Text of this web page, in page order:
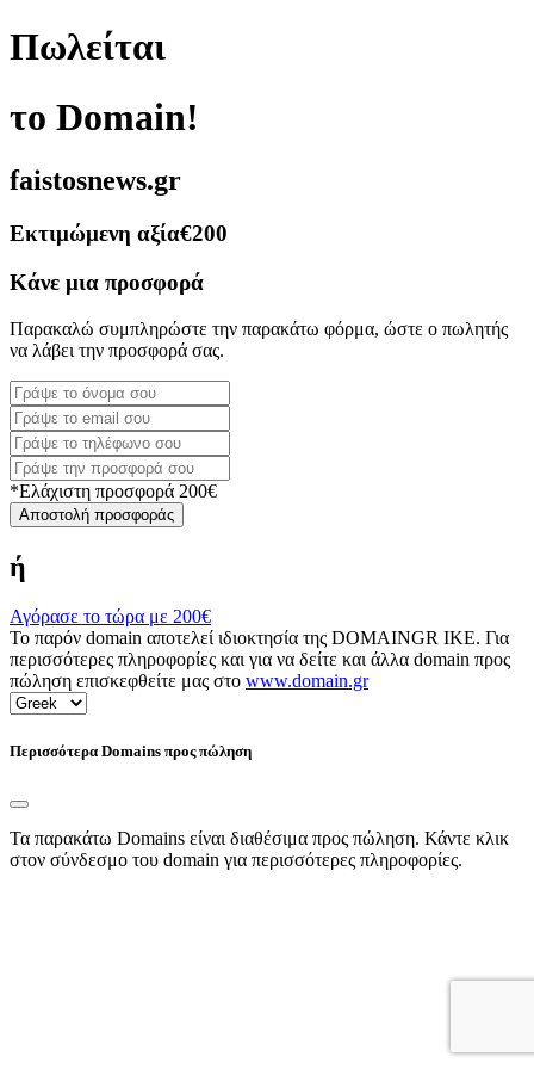
Πωλείται
το Domain!
faistosnews.gr
Εκτιμώμενη αξία€200
Κάνε μια προσφορά
Παρακαλώ συμπληρώστε την παρακάτω φόρμα, ώστε ο πωλητής
να λάβει την προσφορά σας.
*Ελάχιστη προσφορά 200€
Αποστολή προσφοράς
ή
Αγόρασε το τώρα με 200€
Το παρόν domain αποτελεί ιδιοκτησία της DOMAINGR ΙΚΕ. Για
περισσότερες πληροφορίες και για να δείτε και άλλα domain προς
πώληση επισκεφθείτε μας στο www.domain.gr
Περισσότερα Domains προς πώληση
Τα παρακάτω Domains είναι διαθέσιμα προς πώληση. Κάντε κλικ
στον σύνδεσμο του domain για περισσότερες πληροφορίες.